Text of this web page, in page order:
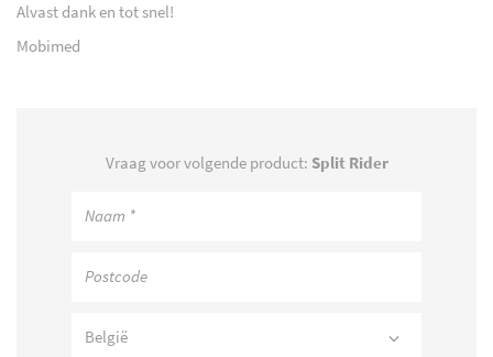
Alvast dank en tot snel!
Mobimed
Vraag voor volgende product: Split Rider